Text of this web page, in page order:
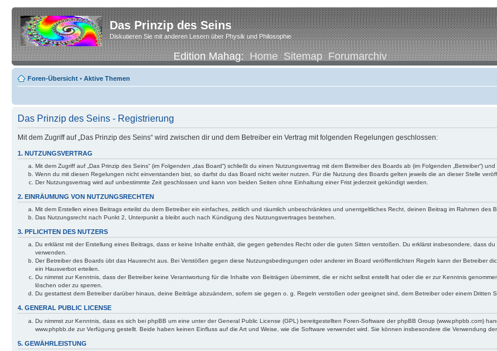
Das Prinzip des Seins
Diskutieren Sie mit anderen Lesern über Physik und Philosophie
Edition Mahag:Home Sitemap Forumarchiv
Foren-Übersicht • Aktive Themen
Das Prinzip des Seins - Registrierung
Mit dem Zugriff auf „Das Prinzip des Seins“ wird zwischen dir und dem Betreiber ein Vertrag mit folgenden Regelungen geschlossen:
1. NUTZUNGSVERTRAG
Mit dem Zugriff auf „Das Prinzip des Seins“ (im Folgenden „das Board“) schließt du einen Nutzungsvertrag mit dem Betreiber des Boards ab (im Folgenden „Betreiber“)
Wenn du mit diesen Regelungen nicht einverstanden bist, so darfst du das Board nicht weiter nutzen. Für die Nutzung des Boards gelten jeweils die an dieser Stelle
Der Nutzungsvertrag wird auf unbestimmte Zeit geschlossen und kann von beiden Seiten ohne Einhaltung einer Frist jederzeit gekündigt werden.
2. EINRÄUMUNG VON NUTZUNGSRECHTEN
Mit dem Erstellen eines Beitrags erteilst du dem Betreiber ein einfaches, zeitlich und räumlich unbeschränktes und unentgeltliches Recht, deinen Beitrag im Rahmen des
Das Nutzungsrecht nach Punkt 2, Unterpunkt a bleibt auch nach Kündigung des Nutzungsvertrages bestehen.
3. PFLICHTEN DES NUTZERS
Du erklärst mit der Erstellung eines Beitrags, dass er keine Inhalte enthält, die gegen geltendes Recht oder die guten Sitten verstoßen. Du erklärst insbesondere, dass
verwenden.
Der Betreiber des Boards übt das Hausrecht aus. Bei Verstößen gegen diese Nutzungsbedingungen oder anderer im Board veröffentlichten Regeln kann der Betreiber
ein Hausverbot erteilen.
Du nimmst zur Kenntnis, dass der Betreiber keine Verantwortung für die Inhalte von Beiträgen übernimmt, die er nicht selbst erstellt hat oder die er zur Kenntnis
löschen oder zu sperren.
Du gestattest dem Betreiber darüber hinaus, deine Beiträge abzuändern, sofern sie gegen o. g. Regeln verstoßen oder geeignet sind, dem Betreiber oder einem Dritten
4. GENERAL PUBLIC LICENSE
Du nimmst zur Kenntnis, dass es sich bei phpBB um eine unter der General Public License (GPL) bereitgestellten Foren-Software der phpBB Group (www.phpbb.com)
www.phpbb.de zur Verfügung gestellt. Beide haben keinen Einfluss auf die Art und Weise, wie die Software verwendet wird. Sie können insbesondere die Verwendung
5. GEWÄHRLEISTUNG